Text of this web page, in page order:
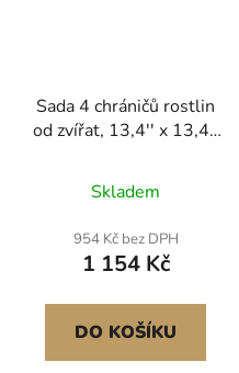
Sada 4 chráničů rostlin
od zvířat, 13,4'' x 13,4''
klece na rostliny pro
venkovní rostliny,
květiny a zeleninu, drží
veverky venku, 16 ks
kovových sítí
Skladem
954 Kč bez DPH
1 154 Kč
DO KOŠÍKU